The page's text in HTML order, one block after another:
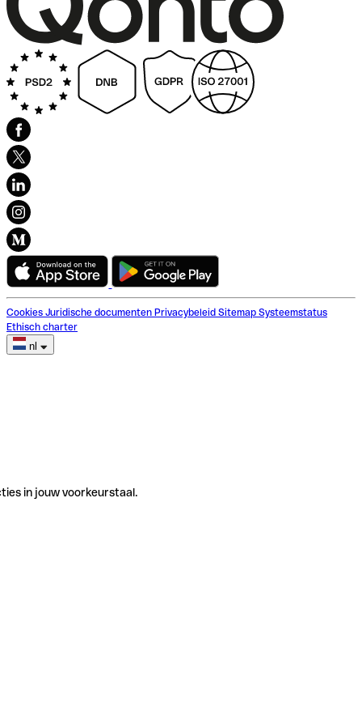
Cookies Juridische documenten Privacybeleid Sitemap Systeemstatus
Ethisch charter
nl
in jouw voorkeurstaal.